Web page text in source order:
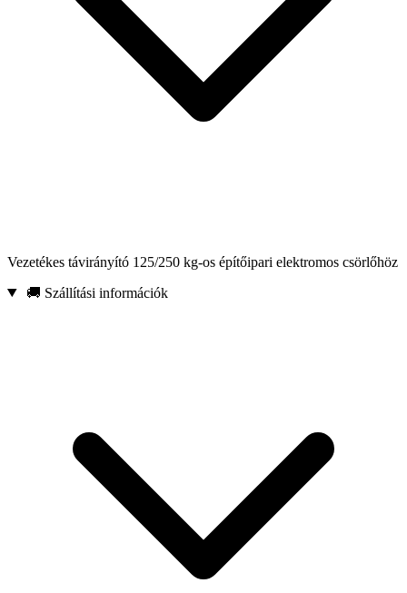
Vezetékes távirányító 125/250 kg-os építőipari elektromos csörlőhöz
🚚 Szállítási információk